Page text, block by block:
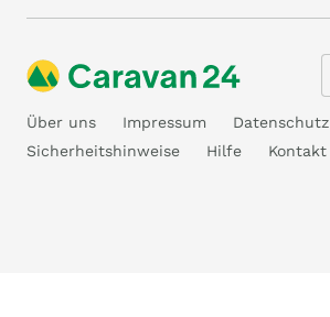
Über uns Impressum Datenschutz
Sicherheitshinweise
Hilfe Kontakt